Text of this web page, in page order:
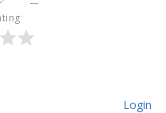
Login